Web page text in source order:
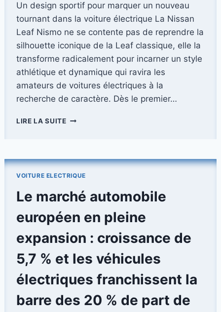
DE
1
008
KILOMÈTRES
Un design sportif pour marquer un nouveau
tournant dans la voiture électrique La Nissan
Leaf Nismo ne se contente pas de reprendre la
silhouette iconique de la Leaf classique, elle la
transforme radicalement pour incarner un style
athlétique et dynamique qui ravira les
amateurs de voitures électriques à la
recherche de caractère. Dès le premier…
LIRE LA SUITELA
:
PARFAITE
ENTRE
PERFORMANCE
PLAISIR
DE
CONDUITE
VOITURE ELECTRIQUE
Le marché automobile
européen en pleine
expansion : croissance de
5,7 % et les véhicules
électriques franchissent la
barre des 20 % de part de